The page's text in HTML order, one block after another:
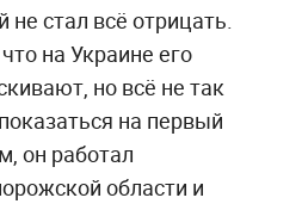
не стал всё отрицать.
на Украине его
но всё не так
на первый
он работал
области и